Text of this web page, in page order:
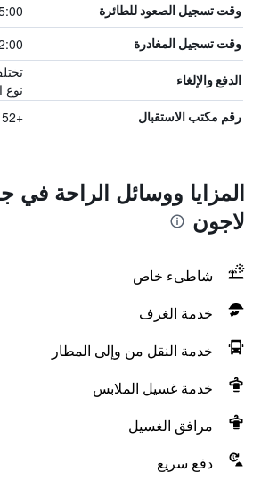
وقت تسجيل الصعود للطائرة
وقت تسجيل المغادرة
الدفع والإلغاء
نوع
رقم مكتب الاستقبال +52 998 883 2749
المزايا ووسائل الراحة في
لاجون
شاطىء خاص
خدمة الغرف
خدمة النقل من وإلى المطار
خدمة غسيل الملابس
مرافق الغسيل
دفع سريع